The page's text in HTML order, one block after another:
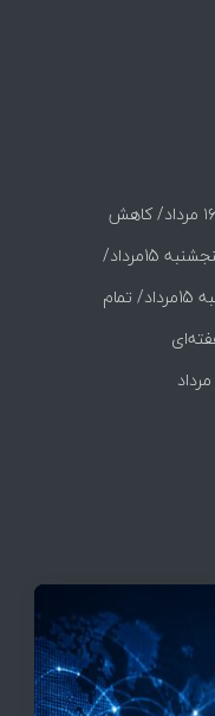
قیمت طلا و سکه امروز جمعه ۱۶ مرداد/ کاهش
قیمت طلا، دلار و سکه امروز پنجشنبه 15مرداد/
قیمت طلا و سکه امروز پنجشنبه 15مرداد/ تمام